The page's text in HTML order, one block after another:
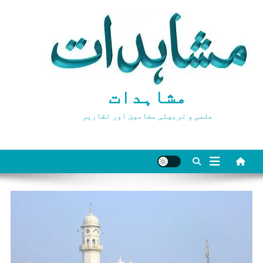
مشاہدات
علمی و تربیتی مضامین اور تقاریر